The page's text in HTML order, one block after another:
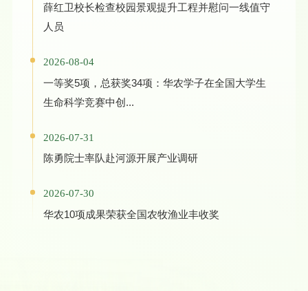
薛红卫校长检查校园景观提升工程并慰问一线值守
人员
2026-08-04
一等奖5项，总获奖34项：华农学子在全国大学生
生命科学竞赛中创...
2026-07-31
陈勇院士率队赴河源开展产业调研
2026-07-30
华农10项成果荣获全国农牧渔业丰收奖